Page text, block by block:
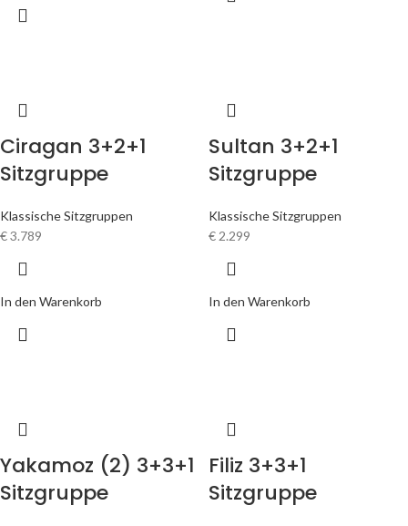
Ciragan 3+2+1
Sitzgruppe
Klassische Sitzgruppen
€3.789
In den Warenkorb
Sultan 3+2+1
Sitzgruppe
Klassische Sitzgruppen
€2.299
In den Warenkorb
Yakamoz (2) 3+3+1
Sitzgruppe
Filiz 3+3+1
Sitzgruppe